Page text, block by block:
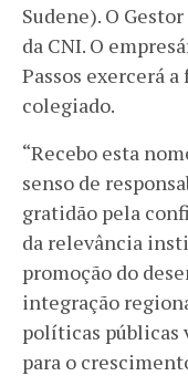
Sudene). O
da CNI. O
Passos exercerá
colegiado.
“Recebo esta
senso de
gratidão pela
da relevância
promoção do
integração
políticas públicas
para o